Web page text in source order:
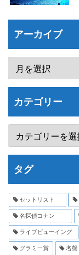
アーカイブ
カテゴリー
タグ
セットリスト
名探偵コナン
ライブビューイング
グラミー賞 名盤